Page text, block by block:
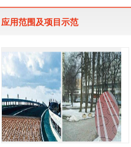
烯绝缘，铝带屏蔽，防
应用范围及项目示范